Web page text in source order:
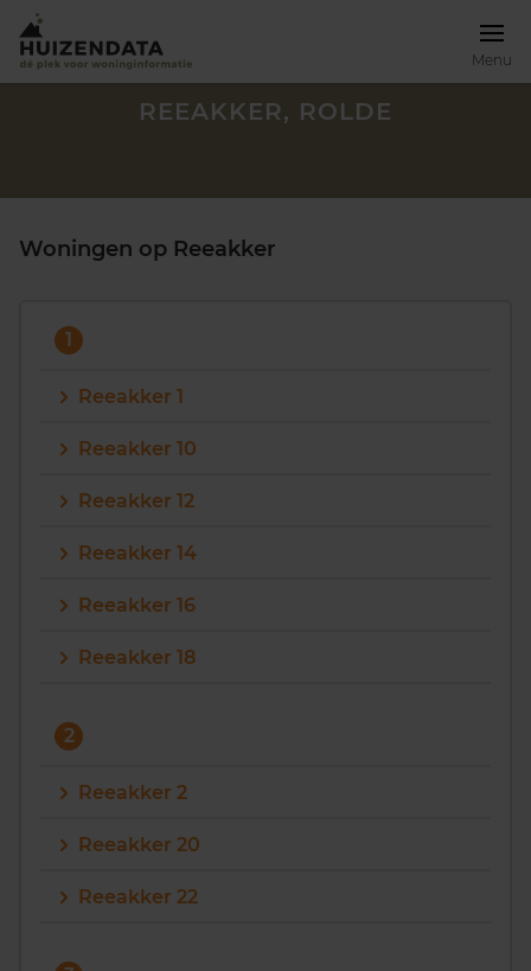
Menu
Maandag t/m vrijdag - 08:00 -18:00
REEAKKER, ROLDE
Woningen op Reeakker
1
Reeakker 1
Reeakker 10
Reeakker 12
Reeakker 14
Reeakker 16
Reeakker 18
2
Reeakker 2
Reeakker 20
Reeakker 22